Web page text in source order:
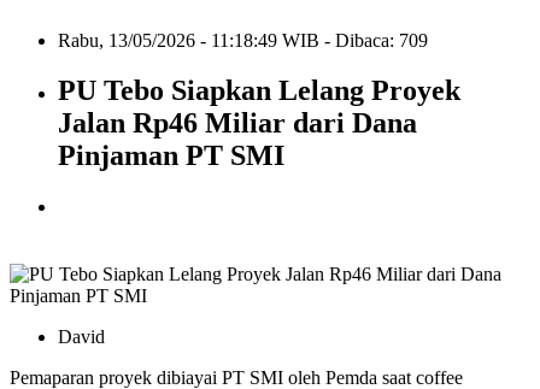
Rabu, 13/05/2026 - 11:18:49 WIB - Dibaca: 709
PU Tebo Siapkan Lelang Proyek
Jalan Rp46 Miliar dari Dana
Pinjaman PT SMI
David
Pemaparan proyek dibiayai PT SMI oleh Pemda saat coffee